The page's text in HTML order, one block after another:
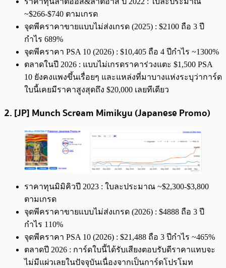
~$266-$740 ตามเกรด
จุดพีคราคาขายแบบไม่ส่งเกรด (2025) : $2100 ถือ 3 ปี
กำไร 689%
จุดพีคราคา PSA 10 (2026) : $10,405 ถือ 4 ปีกำไร ~1300%
ตลาดในปี 2026 : แบบไม่เกรดราคาร่วงแตะ $1,500 PSA
10 ยังคงแพงขึ้นเรื่อยๆ และแหล่งที่มาบางแห่งระบุว่าการ์ด
ใบนี้เคยมีราคาสูงสุดถึง $20,000 เลยทีเดียว
2. [JP] Munch Scream Mimikyu (Japanese Promo)
ราคาทุนมิมิคิวปี 2023 : ใบละประมาณ ~$2,300-$3,800
ตามเกรด
จุดพีคราคาขายแบบไม่ส่งเกรด (2026) : $4888 ถือ 3 ปี
กำไร 110%
จุดพีคราคา PSA 10 (2026) : $21,488 ถือ 3 ปีกำไร ~465%
ตลาดปี 2026 : การ์ดใบนี้ได้รับเสียงตอบรับดีราคาแทบจะ
ไม่มีแผ่วเลยในปัจจุบันเนื่องจากเป็นการ์ดโปรโมท